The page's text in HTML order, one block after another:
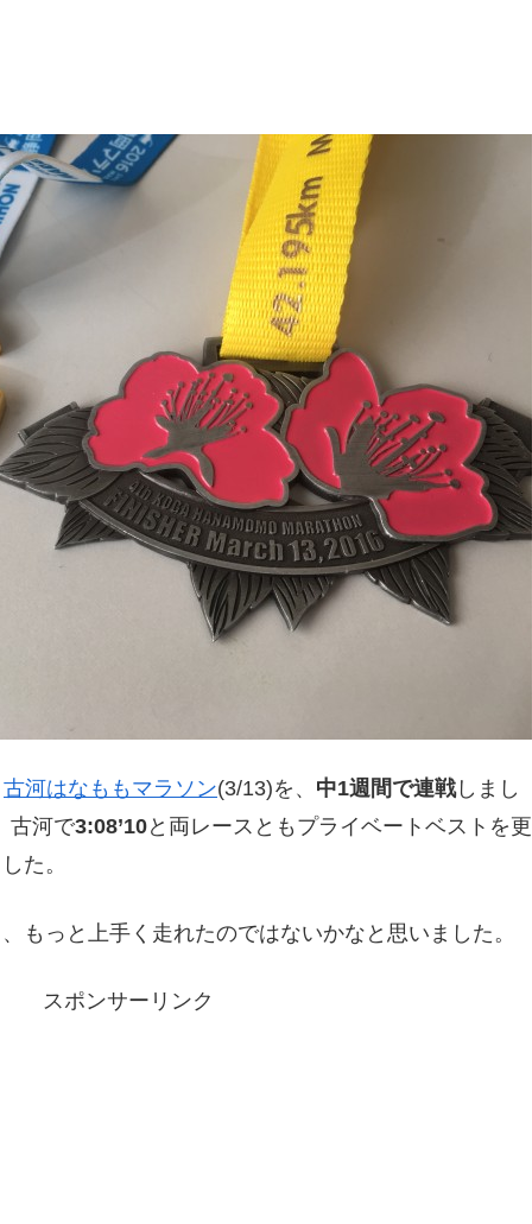
古河はなももマラソン(3/13)を、 中1週間で連戦しまし
古河で3:08’10と両レースともプライベートベストを更
た。
もっと上手く走れたのではないかなと思いました。
スポンサーリンク